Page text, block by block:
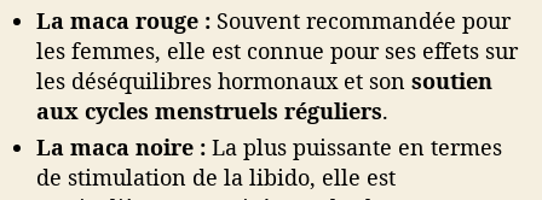
La maca rouge : Souvent recommandée pour
les femmes, elle est connue pour ses effets sur
les déséquilibres hormonaux et son soutien
aux cycles menstruels réguliers.
La maca noire : La plus puissante en termes
de stimulation de la libido, elle est